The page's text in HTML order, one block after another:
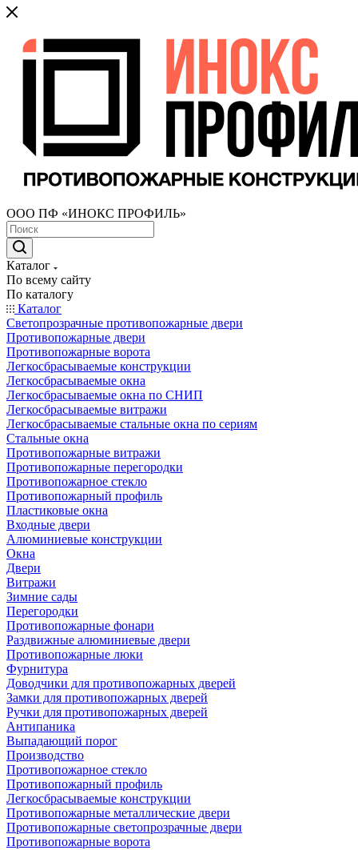
ООО ПФ «ИНОКС ПРОФИЛЬ»
Каталог
По всему сайту
По каталогу
Каталог
Светопрозрачные противопожарные двери
Противопожарные двери
Противопожарные ворота
Легкосбрасываемые конструкции
Легкосбрасываемые окна
Легкосбрасываемые окна по СНИП
Легкосбрасываемые витражи
Легкосбрасываемые стальные окна по сериям
Стальные окна
Противопожарные витражи
Противопожарные перегородки
Противопожарное стекло
Противопожарный профиль
Пластиковые окна
Входные двери
Алюминиевые конструкции
Окна
Двери
Витражи
Зимние сады
Перегородки
Противопожарные фонари
Раздвижные алюминиевые двери
Противопожарные люки
Фурнитура
Доводчики для противопожарных дверей
Замки для противопожарных дверей
Ручки для противопожарных дверей
Антипаника
Выпадающий порог
Производство
Противопожарное стекло
Противопожарный профиль
Легкосбрасываемые конструкции
Противопожарные металлические двери
Противопожарные светопрозрачные двери
Противопожарные ворота